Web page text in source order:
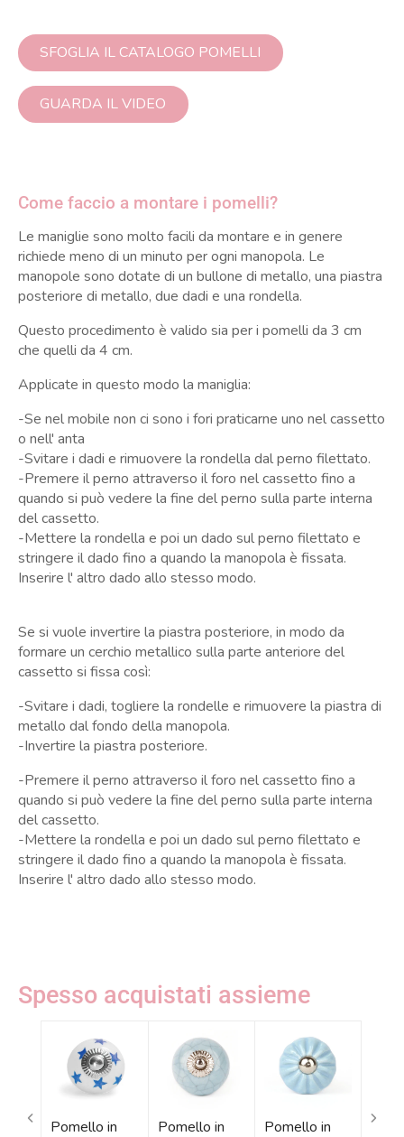
SFOGLIA IL CATALOGO POMELLI
GUARDA IL VIDEO
Come faccio a montare i pomelli?
Le maniglie sono molto facili da montare e in genere
richiede meno di un minuto per ogni manopola. Le
manopole sono dotate di un bullone di metallo, una piastra
posteriore di metallo, due dadi e una rondella.
Questo procedimento è valido sia per i pomelli da 3 cm
che quelli da 4 cm.
Applicate in questo modo la maniglia:
-Se nel mobile non ci sono i fori praticarne uno nel cassetto
o nell' anta
-Svitare i dadi e rimuovere la rondella dal perno filettato.
-Premere il perno attraverso il foro nel cassetto fino a
quando si può vedere la fine del perno sulla parte interna
del cassetto.
-Mettere la rondella e poi un dado sul perno filettato e
stringere il dado fino a quando la manopola è fissata.
Inserire l' altro dado allo stesso modo.
Se si vuole invertire la piastra posteriore, in modo da
formare un cerchio metallico sulla parte anteriore del
cassetto si fissa così:
-Svitare i dadi, togliere la rondelle e rimuovere la piastra di
metallo dal fondo della manopola.
-Invertire la piastra posteriore.
-Premere il perno attraverso il foro nel cassetto fino a
quando si può vedere la fine del perno sulla parte interna
del cassetto.
-Mettere la rondella e poi un dado sul perno filettato e
stringere il dado fino a quando la manopola è fissata.
Inserire l' altro dado allo stesso modo.
Spesso acquistati assieme
Pomello in
Pomello in
Pomello in
Iscriviti alla newsletter Decochic
Ottieni subito il codice sconto 5% sul tuo
dedicate.